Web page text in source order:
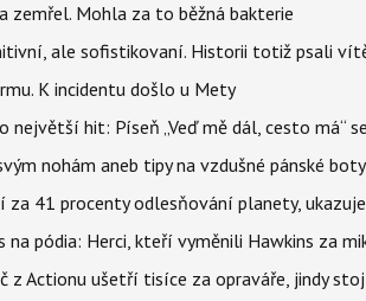
zemřel. Mohla za to běžná bakterie
ale sofistikovaní. Historii totiž psali
K incidentu došlo u Mety
největší hit: Píseň „Veď mě dál, cesto má“
nohám aneb tipy na vzdušné pánské boty
41 procenty odlesňování planety,
na pódia: Herci, kteří vyměnili Hawkins za
z Actionu ušetří tisíce za opraváře, jindy